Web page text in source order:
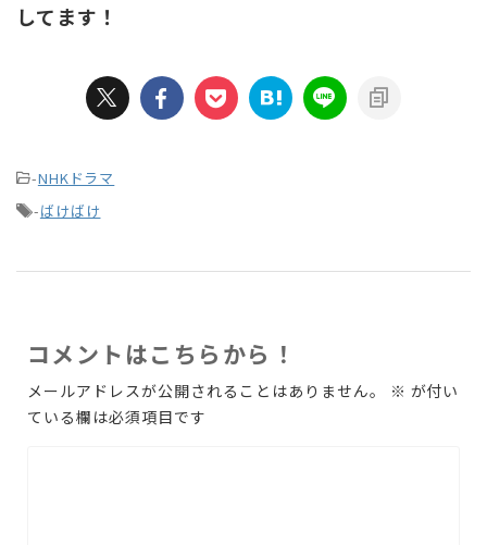
してます！
-NHKドラマ
-ばけばけ
コメントはこちらから！
メールアドレスが公開されることはありません。 ※ が付い
ている欄は必須項目です